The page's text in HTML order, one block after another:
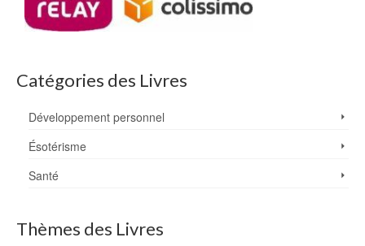
Catégories des Livres
Développement personnel
Ésotérisme
Santé
Thèmes des Livres